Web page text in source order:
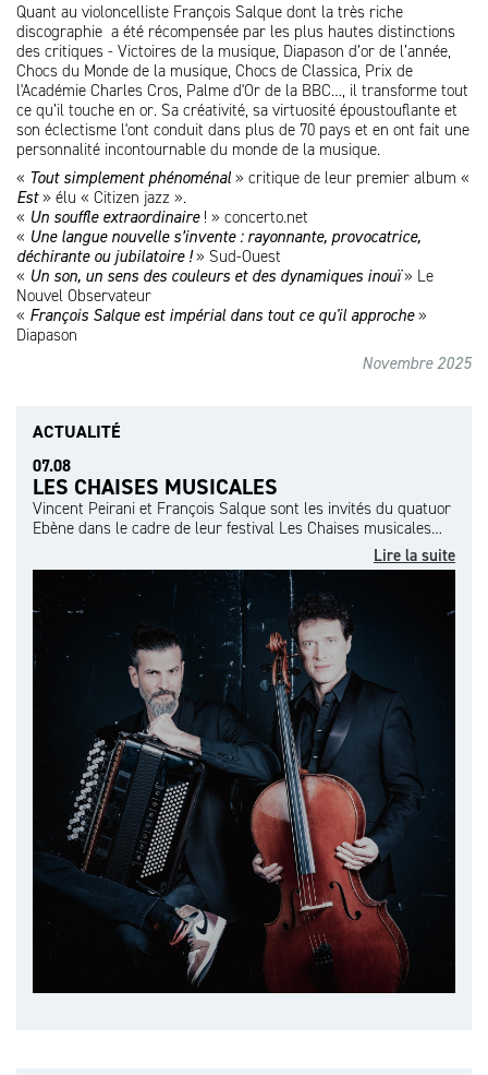
Quant au violoncelliste François Salque dont la très riche
discographie a été récompensée par les plus hautes distinctions
des critiques - Victoires de la musique, Diapason d’or de l’année,
Chocs du Monde de la musique, Chocs de Classica, Prix de
l'Académie Charles Cros, Palme d'Or de la BBC…, il transforme tout
ce qu’il touche en or. Sa créativité, sa virtuosité époustouflante et
son éclectisme l'ont conduit dans plus de 70 pays et en ont fait une
personnalité incontournable du monde de la musique.
« Tout simplement phénoménal » critique de leur premier album «
Est» élu « Citizen jazz ».
« Un souffle extraordinaire! » concerto.net
« Une langue nouvelle s’invente : rayonnante, provocatrice,
déchirante ou jubilatoire !» Sud-Ouest
« Un son, un sens des couleurs et des dynamiques inouï» Le
Nouvel Observateur
« François Salque est impérial dans tout ce qu'il approche»
Diapason
Novembre 2025
ACTUALITÉ
07.08
LES CHAISES MUSICALES
Vincent Peirani et François Salque sont les invités du quatuor
Ebène dans le cadre de leur festival Les Chaises musicales…
Lire la suite